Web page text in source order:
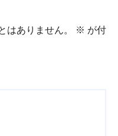
はありません。 ※ が付